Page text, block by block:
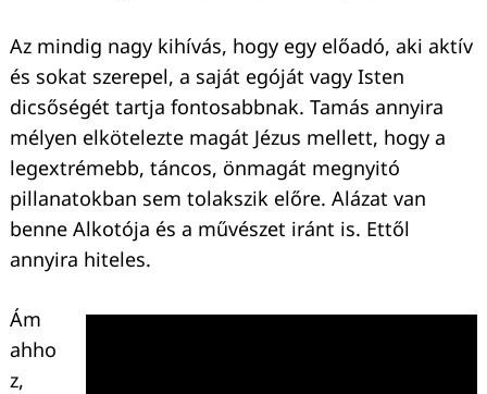
Az mindig nagy kihívás, hogy egy előadó, aki aktív
és sokat szerepel, a saját egóját vagy Isten
dicsőségét tartja fontosabbnak. Tamás annyira
mélyen elkötelezte magát Jézus mellett, hogy a
legextrémebb, táncos, önmagát megnyitó
pillanatokban sem tolakszik előre. Alázat van
benne Alkotója és a művészet iránt is. Ettől
annyira hiteles.
Ám
ahho
z,